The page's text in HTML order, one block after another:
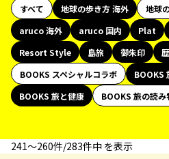
すべて 地球の歩き方 海外
地球
aruco 海外
aruco 国内 Plat
Resort Style
島旅 御朱印
BOOKS スペシャルコラボ
BOOKS
BOOKS 旅と健康
BOOKS 旅の読み
241〜260件/283件中 を表示